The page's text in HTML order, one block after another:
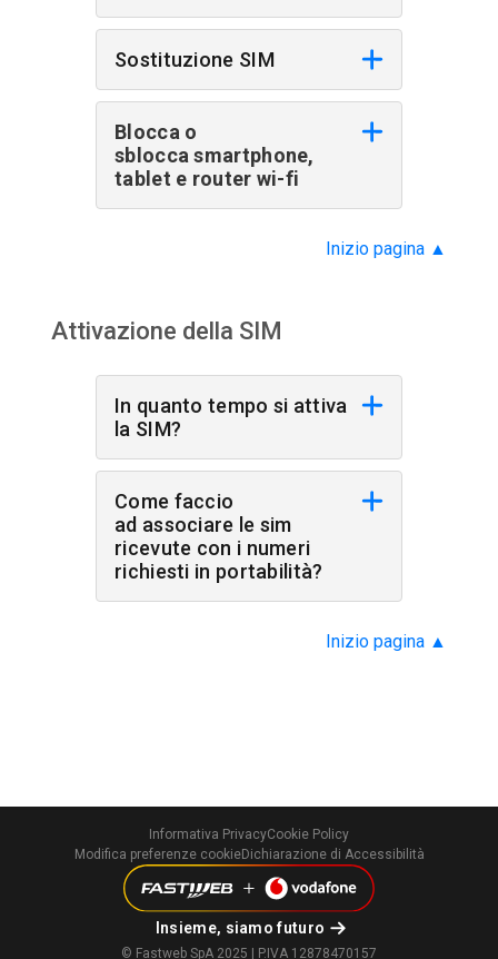
Sostituzione SIM
Blocca o
sblocca smartphone,
tablet e router wi-fi
Inizio pagina ▲
Attivazione della SIM
In quanto tempo si attiva
la SIM?
Come faccio
ad associare le sim
ricevute con i numeri
richiesti in portabilità?
Inizio pagina ▲
Informativa PrivacyCookie Policy
Modifica preferenze cookieDichiarazione di Accessibilità
Insieme, siamo futuro
© Fastweb SpA 2025 | P.IVA 12878470157